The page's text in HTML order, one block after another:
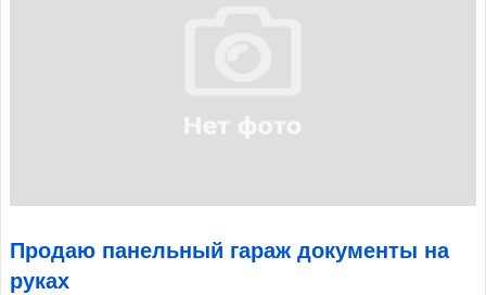
Продаю панельный гараж документы на
руках